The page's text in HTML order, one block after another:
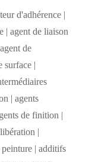
d'adhérence |
| agent de liaison
de
surface |
| agents
de finition |
|
| additifs